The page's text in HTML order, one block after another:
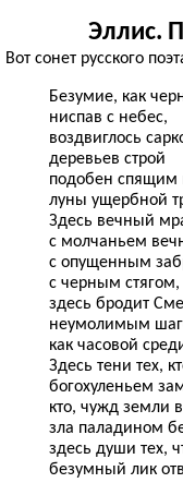
Эллис.
Вот сонет русского
Безумие, как
ниспав с небес,
воздвиглось
деревьев строй
подобен спящим
луны ущербной
Здесь вечный
с молчаньем
с опущенным
с черным стягом,
здесь бродит
неумолимым
как часовой
Здесь тени тех,
богохуленьем
кто, чужд земли
зла паладином
здесь души тех,
безумный лик